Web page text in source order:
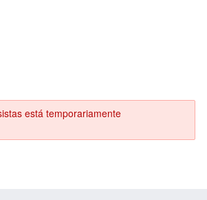
está temporariamente